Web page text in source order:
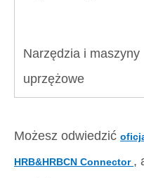
Narzędzia i maszyny
uprzężowe
Możesz odwiedzić
HRB&HRBCN Connector ,